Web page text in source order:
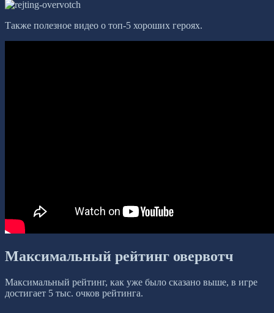
Также полезное видео о топ-5 хороших героях.
Максимальный рейтинг овервотч
Максимальный рейтинг, как уже было сказано выше, в игре
достигает 5 тыс. очков рейтинга.